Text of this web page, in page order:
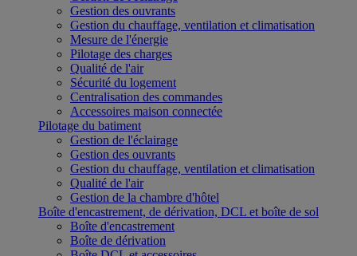
Gestion des ouvrants
Gestion du chauffage, ventilation et climatisation
Mesure de l'énergie
Pilotage des charges
Qualité de l'air
Sécurité du logement
Centralisation des commandes
Accessoires maison connectée
Pilotage du batiment
Gestion de l'éclairage
Gestion des ouvrants
Gestion du chauffage, ventilation et climatisation
Qualité de l'air
Gestion de la chambre d'hôtel
Boîte d'encastrement, de dérivation, DCL et boîte de sol
Boîte d'encastrement
Boîte de dérivation